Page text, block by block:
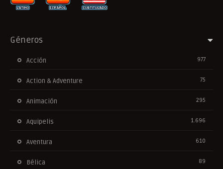
Géneros
Acción 977
Action & Adventure 75
Animación 295
Aquipelis 1.696
Aventura 610
Bélica 89